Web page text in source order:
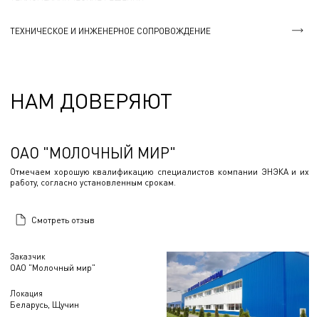
ТЕХНИЧЕСКОЕ И ИНЖЕНЕРНОЕ СОПРОВОЖДЕНИЕ
НАМ ДОВЕРЯЮТ
Заказчик
ОАО "Молочный мир"
Локация
Беларусь, Щучин
ОАО "МОЛОЧНЫЙ МИР"
Отмечаем хорошую квалификацию специалистов компании ЭНЭКА и их
работу, согласно установленным срокам.
Смотреть отзыв